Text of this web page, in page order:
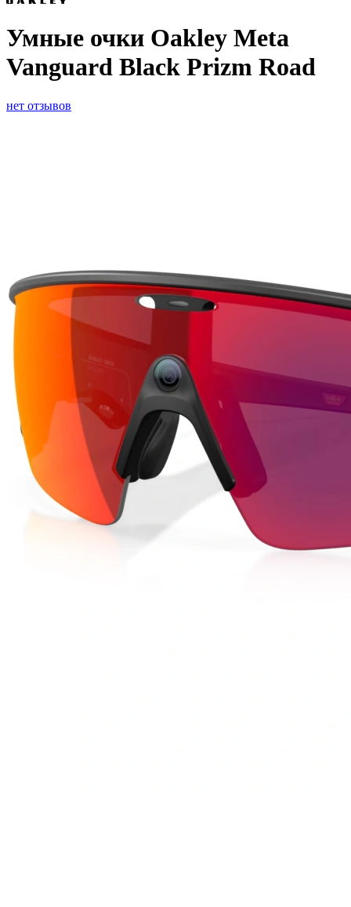
Умные очки Oakley Meta
Vanguard Black Prizm Road
нет отзывов